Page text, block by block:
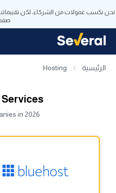
نحن نكسب عمولات من الشركاء، لكن
الرئيسية Hosting
in 2026